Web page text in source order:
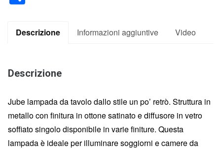
Descrizione Informazioni aggiuntive Video
Descrizione
Jube lampada da tavolo dallo stile un po’ retrò. Struttura in
metallo con finitura in ottone satinato e diffusore in vetro
soffiato singolo disponibile in varie finiture. Questa
lampada è ideale per illuminare soggiorni e camere da